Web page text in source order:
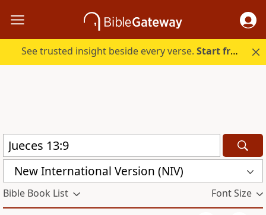
See trusted insight beside every verse.Start free.
New International Version (NIV)
Bible Book List Font Size